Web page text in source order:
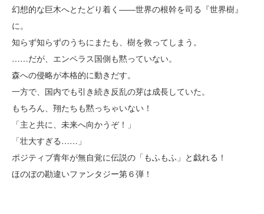
幻想的な巨木へとたどり着く――世界の根幹を司る『世界樹』
に。
知らず知らずのうちにまたも、樹を救ってしまう。
……だが、エンペラス国側も黙っていない。
森への侵略が本格的に動きだす。
一方で、国内でも引き続き反乱の芽は成長していた。
もちろん、翔たちも黙っちゃいない！
「主と共に、未来へ向かうぞ！」
「壮大すぎる……」
ポジティブ青年が無自覚に伝説の「もふもふ」と戯れる！
ほのぼの勘違いファンタジー第６弾！